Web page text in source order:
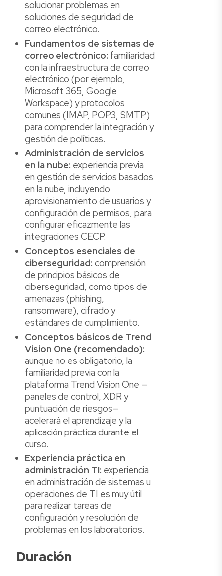
solucionar problemas en
soluciones de seguridad de
correo electrónico.
Fundamentos de sistemas de
correo electrónico: familiaridad
con la infraestructura de correo
electrónico (por ejemplo,
Microsoft 365, Google
Workspace) y protocolos
comunes (IMAP, POP3, SMTP)
para comprender la integración y
gestión de políticas.
Administración de servicios
en la nube: experiencia previa
en gestión de servicios basados
en la nube, incluyendo
aprovisionamiento de usuarios y
configuración de permisos, para
configurar eficazmente las
integraciones CECP.
Conceptos esenciales de
ciberseguridad: comprensión
de principios básicos de
ciberseguridad, como tipos de
amenazas (phishing,
ransomware), cifrado y
estándares de cumplimiento.
Conceptos básicos de Trend
Vision One (recomendado):
aunque no es obligatorio, la
familiaridad previa con la
plataforma Trend Vision One —
paneles de control, XDR y
puntuación de riesgos—
acelerará el aprendizaje y la
aplicación práctica durante el
curso.
Experiencia práctica en
administración TI: experiencia
en administración de sistemas u
operaciones de TI es muy útil
para realizar tareas de
configuración y resolución de
problemas en los laboratorios.
Duración